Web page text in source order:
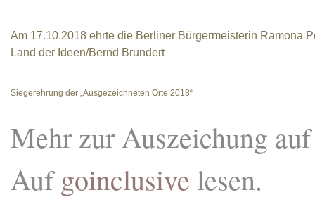
Am 17.10.2018 ehrte die Berliner Bürgermeisterin Ramona
Land der Ideen/Bernd Brundert
Siegerehrung der „Ausgezeichneten Orte 2018“
Mehr zur Auszeichung
Aufgoinclusive lesen.